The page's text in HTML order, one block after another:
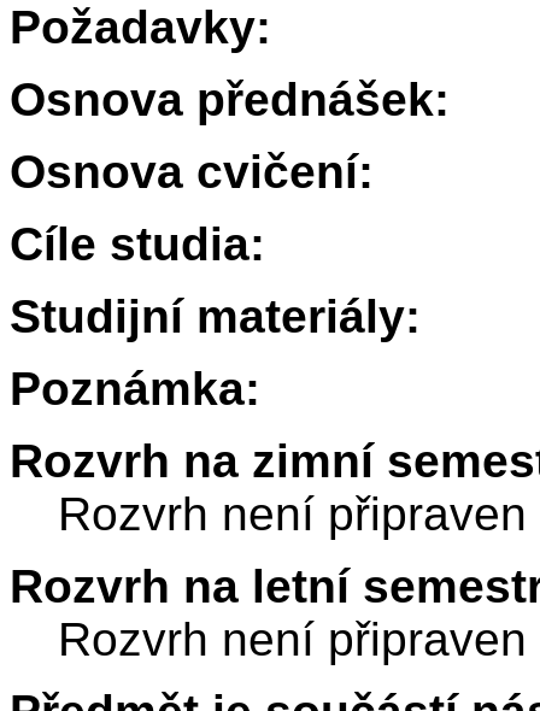
Požadavky:
Osnova přednášek:
Osnova cvičení:
Cíle studia:
Studijní materiály:
Poznámka:
Rozvrh na zimní
Rozvrh není připraven
Rozvrh na letní
Rozvrh není připraven